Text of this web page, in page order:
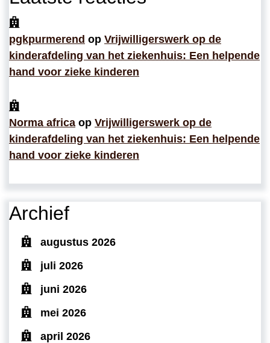
pgkpurmerend op Vrijwilligerswerk op de
kinderafdeling van het ziekenhuis: Een helpende
hand voor zieke kinderen
Norma africa op Vrijwilligerswerk op de
kinderafdeling van het ziekenhuis: Een helpende
hand voor zieke kinderen
Archief
augustus 2026
juli 2026
juni 2026
mei 2026
april 2026